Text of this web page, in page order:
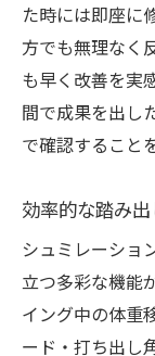
た時には即座に
方でも無理なく
も早く改善を実
間で成果を出し
で確認すること
効率的な踏み
シュミレーショ
立つ多彩な機能
イング中の体重
ード・打ち出し